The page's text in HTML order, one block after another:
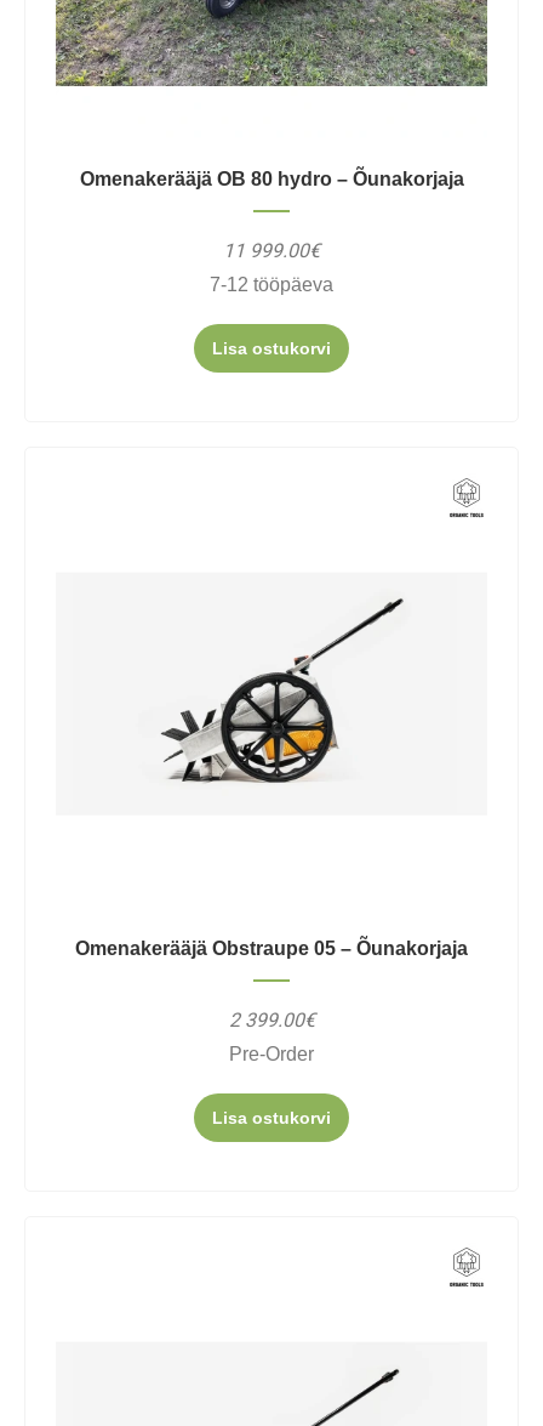
Omenakerääjä OB 80 hydro – Õunakorjaja
11 999.00€
7-12 tööpäeva
Lisa ostukorvi
Omenakerääjä Obstraupe 05 – Õunakorjaja
2 399.00€
Pre-Order
Lisa ostukorvi